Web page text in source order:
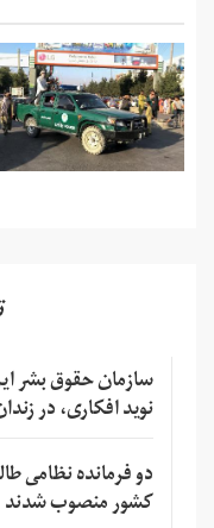
سازمان حقوق بشر
نوید افکاری، در
دو فرمانده نظامی
کشور منصوب شدند